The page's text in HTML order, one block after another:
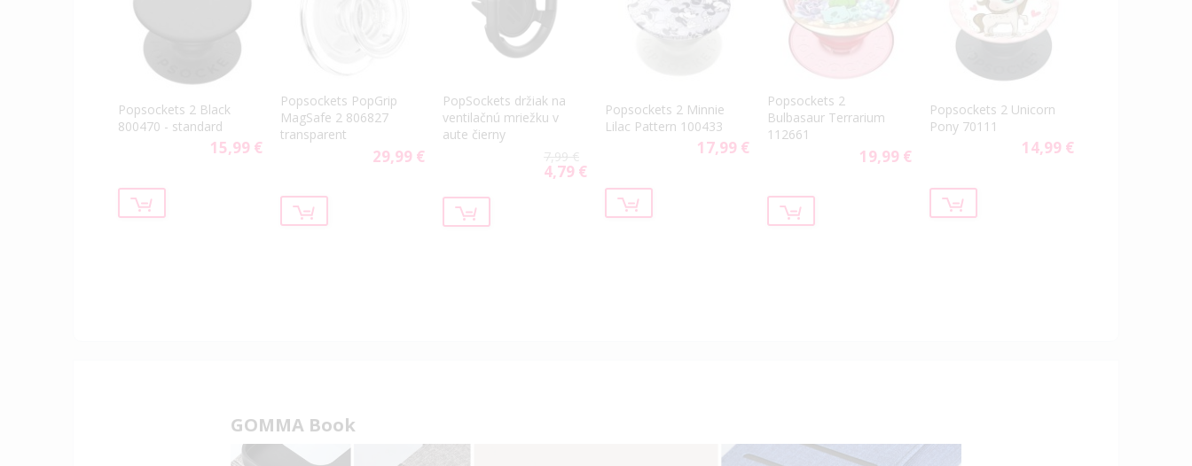
Popsockets 2 Black
800470 - standard
15,99 €
Popsockets PopGrip
MagSafe 2 806827
transparent
29,99 €
PopSockets držiak na
ventilačnú mriežku v
aute čierny
7,99 €
Special
4,79 €
Popsockets 2 Minnie
Lilac Pattern 100433
17,99 €
Popsockets 2
Bulbasaur Terrarium
112661
19,99 €
Popsockets 2 Unicorn
Pony 70111
14,99 €
GOMMA Book